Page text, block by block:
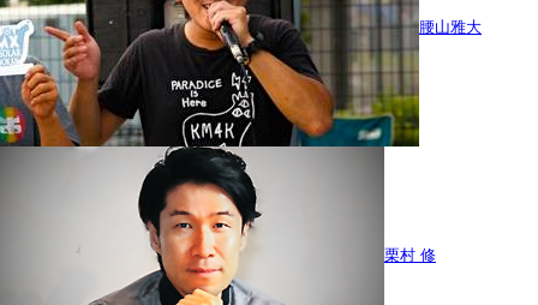
腰山雅大
栗村 修